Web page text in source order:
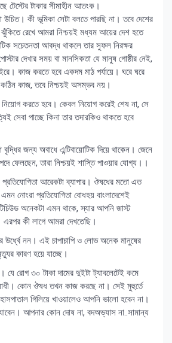
টাকার সীমাহীন আতংক।
উচিত। কী ভূমিকা সেটা বলতে পারছি না। তবে দেশের
রেখে আমরা নিশ্চয়ই মধ্যম আয়ের দেশ হতে
সচেতনতা আবদ্ধ থাকলে তার সুফল নিরক্ষর
দেখার সময় বা মানসিকতা যে মানুষ গোষ্ঠীর নেই,
কাজ করতে হবে একদম মাঠ পর্যায়ে। ঘরে ঘরে
কঠিন কাজ, তবে নিশ্চয়ই অসম্ভব নয়।
নিয়োগ করতে হবে। কেবল নিয়োগ করেই শেষ না, সে
সেবা পাচ্ছে কিনা তার তদারকিও থাকতে হবে
জন্য অবাধে এন্টিবায়োটিক দিয়ে থাকেন। জেনে
ফেলছেন, তারা নিশ্চয়ই শাস্তি পাওয়ার যোগ্য।।
আরেকটা ব্যাপার। ঔষধের মতো এত
নোংরা প্রতিযোগিতা বোধহয় বাংলাদেশেই
অনেকটা এমন থাকে, স্যার আপনি জাস্ট
এরপর কী লাগে আমরা দেখতেছি।
উর্ধ্বে নন। এই চাপাচাপি ও লোভ অনেক মানুষের
কারণ হয়ে যাচ্ছে।
যে রোগ ৩০ টাকা দামের দুইটা ট্যাবলেটেই কমে
কোন ঔষধ তখন কাজ করছে না। সেই মুহুর্তে
গিলিয়ে খাওয়ালেও আপনি ভালো হবেন না।
আপনার কোন দোষ না, বদঅভ্যাস না..সামান্য